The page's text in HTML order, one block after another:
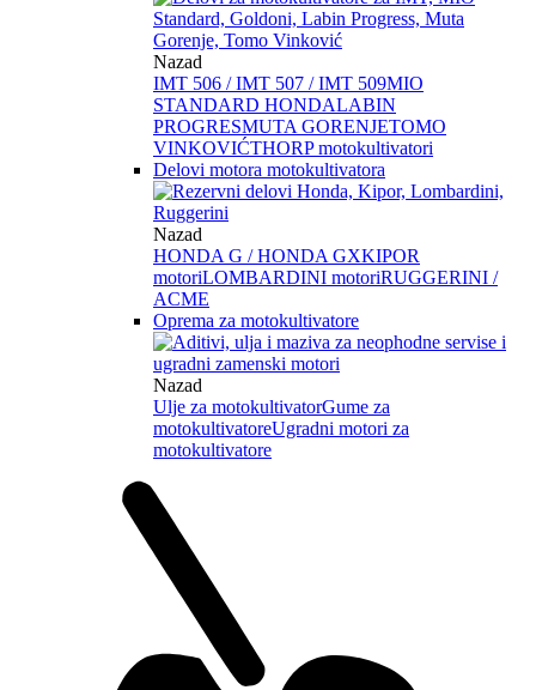
Nazad
IMT 506 / IMT 507 / IMT 509MIO
STANDARD HONDALABIN
PROGRESMUTA GORENJETOMO
VINKOVIĆTHORP motokultivatori
Delovi motora motokultivatora
Nazad
HONDA G / HONDA GXKIPOR
motoriLOMBARDINI motoriRUGGERINI /
ACME
Oprema za motokultivatore
Nazad
Ulje za motokultivatorGume za
motokultivatoreUgradni motori za
motokultivatore